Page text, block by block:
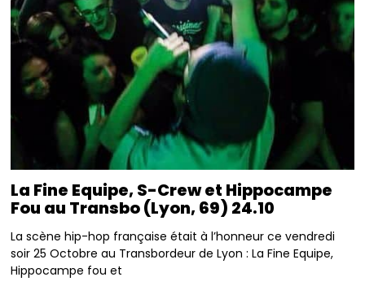
La Fine Equipe, S-Crew et Hippocampe
Fou au Transbo (Lyon, 69) 24.10
La scène hip-hop française était à l’honneur ce vendredi
soir 25 Octobre au Transbordeur de Lyon : La Fine Equipe,
Hippocampe fou et